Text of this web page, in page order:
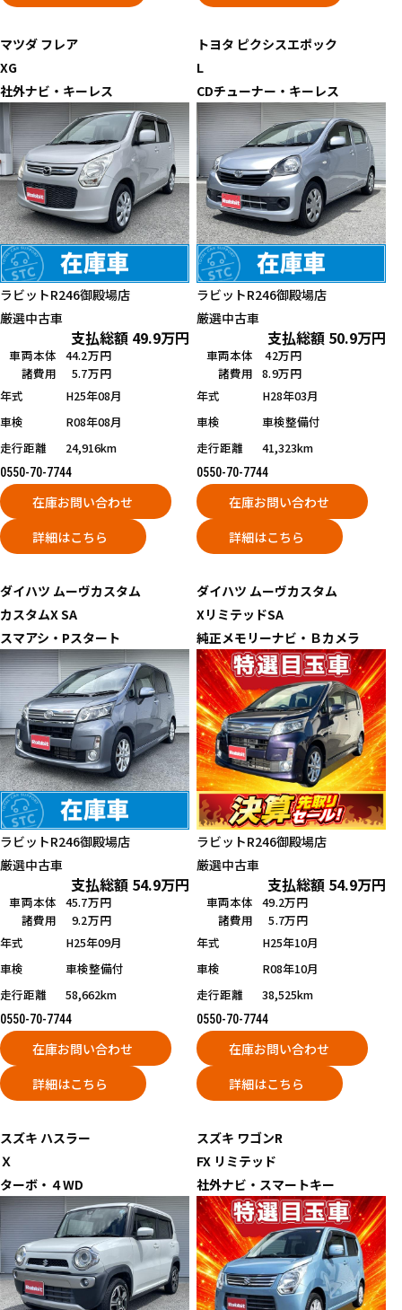
マツダ フレア
XG
社外ナビ・キーレス
ラビットR246御殿場店
厳選中古車
支払総額 49.9万円
車両本体 44.2万円
諸費用
5.7万円
年式
H25年08月
車検
R08年08月
走行距離
24,916km
0550-70-7744
在庫お問い合わせ
詳細はこちら
トヨタ ピクシスエポック
L
CDチューナー・キーレス
ラビットR246御殿場店
厳選中古車
支払総額 50.9万円
車両本体
42万円
諸費用 8.9万円
年式
H28年03月
車検
車検整備付
走行距離
41,323km
0550-70-7744
在庫お問い合わせ
詳細はこちら
ダイハツ ムーヴカスタム
カスタムX SA
スマアシ・Pスタート
ラビットR246御殿場店
厳選中古車
支払総額 54.9万円
車両本体 45.7万円
諸費用
9.2万円
年式
H25年09月
車検
車検整備付
走行距離
58,662km
0550-70-7744
在庫お問い合わせ
詳細はこちら
ダイハツ ムーヴカスタム
XリミテッドSA
純正メモリーナビ・Ｂカメラ
ラビットR246御殿場店
厳選中古車
支払総額 54.9万円
車両本体 49.2万円
諸費用
5.7万円
年式
H25年10月
車検
R08年10月
走行距離
38,525km
0550-70-7744
在庫お問い合わせ
詳細はこちら
スズキ ハスラー
Ｘ
ターボ・４WD
スズキ ワゴンR
FX リミテッド
社外ナビ・スマートキー